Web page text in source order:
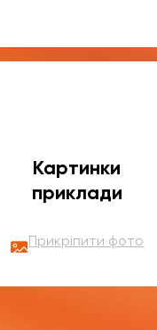
Картинки
приклади
Прикріпити фото